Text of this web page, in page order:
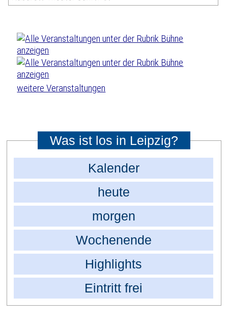
weitere Veranstaltungen
Was ist los in Leipzig?
Kalender
heute
morgen
Wochenende
Highlights
Eintritt frei